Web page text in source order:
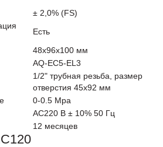
± 2,0% (FS)
Есть
48х96х100 мм
AQ-EC5-EL3
1/2" трубная резьба, размер
отверстия 45х92 мм
0-0.5 Mpa
AC220 В ± 10% 50 Гц
12 месяцев